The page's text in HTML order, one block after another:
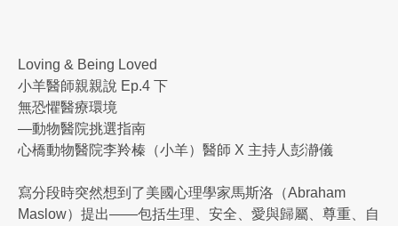
Loving & Being Loved
小羊醫師親親說 Ep.4 下
無恐懼醫療環境
—動物醫院挑選指南
心橋動物醫院李羚榛（小羊）醫師 X 主持人彭瀞儀
寫分段時突然想到了美國心理學家馬斯洛（Abraham
Maslow）提出——包括生理、安全、愛與歸屬、尊重、自